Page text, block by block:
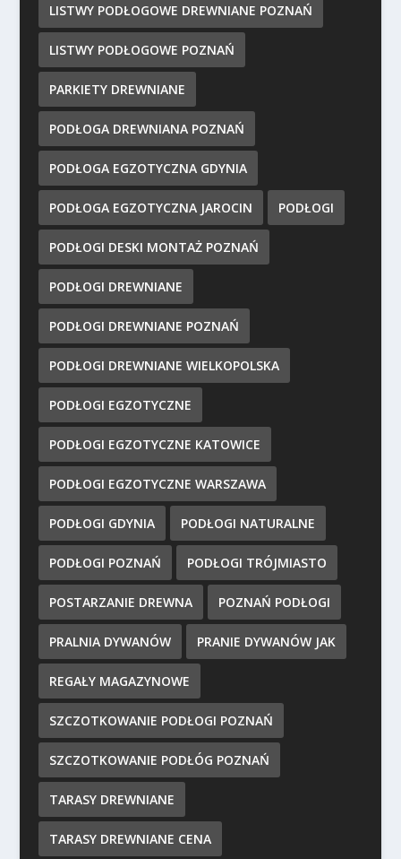
LISTWY PODŁOGOWE DREWNIANE POZNAŃ
LISTWY PODŁOGOWE POZNAŃ
PARKIETY DREWNIANE
PODŁOGA DREWNIANA POZNAŃ
PODŁOGA EGZOTYCZNA GDYNIA
PODŁOGA EGZOTYCZNA JAROCIN PODŁOGI
PODŁOGI DESKI MONTAŻ POZNAŃ
PODŁOGI DREWNIANE
PODŁOGI DREWNIANE POZNAŃ
PODŁOGI DREWNIANE WIELKOPOLSKA
PODŁOGI EGZOTYCZNE
PODŁOGI EGZOTYCZNE KATOWICE
PODŁOGI EGZOTYCZNE WARSZAWA
PODŁOGI GDYNIA PODŁOGI NATURALNE
PODŁOGI POZNAŃ PODŁOGI TRÓJMIASTO
POSTARZANIE DREWNA POZNAŃ PODŁOGI
PRALNIA DYWANÓW PRANIE DYWANÓW JAK
REGAŁY MAGAZYNOWE
SZCZOTKOWANIE PODŁOGI POZNAŃ
SZCZOTKOWANIE PODŁÓG POZNAŃ
TARASY DREWNIANE
TARASY DREWNIANE CENA